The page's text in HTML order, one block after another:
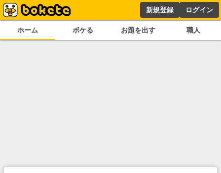
新規登録 ログイン
ホーム ボケる お題を出す 職人